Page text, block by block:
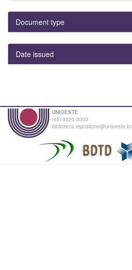
Document type
Date issued
UNIOESTE
(45) 3220-3000
biblioteca.repositorio@unioeste.br